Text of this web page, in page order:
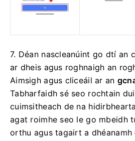
7. Déan nascleanúint go dtí an
ar dheis agus roghnaigh an
Aimsigh agus cliceáil ar an
Tabharfaidh sé seo rochtain
cuimsitheach de na
agat roimhe seo le go mbeidh
orthu agus tagairt a dhéanamh